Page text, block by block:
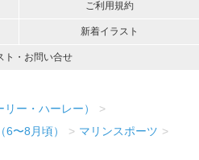
ご利用規約
新着イラスト
ト・お問い合せ
ー・ハーレー）
>
6〜8月頃） > マリンスポーツ >